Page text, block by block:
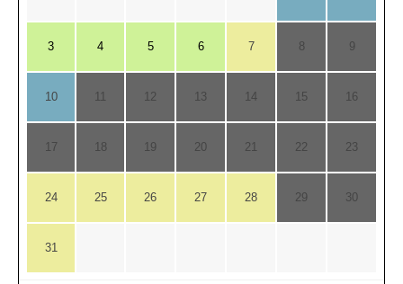
3 4 5 6 7 8 9
10 11 12 13 14 15 16
17 18 19 20 21 22 23
24 25 26 27 28 29 30
31